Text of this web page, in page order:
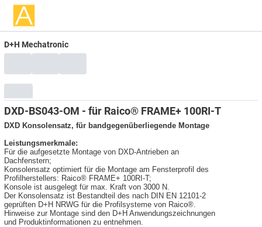
D+H Mechatronic
DXD-BS043-OM - für Raico® FRAME+ 100RI-T
DXD Konsolensatz, für bandgegenüberliegende Montage
Leistungsmerkmale:
Für die aufgesetzte Montage von DXD-Antrieben an
Dachfenstern;
Konsolensatz optimiert für die Montage am Fensterprofil des
Profilherstellers: Raico® FRAME+ 100RI-T;
Konsole ist ausgelegt für max. Kraft von 3000 N.
Der Konsolensatz ist Bestandteil des nach DIN EN 12101-2
geprüften D+H NRWG für die Profilsysteme von Raico®.
Hinweise zur Montage sind den D+H Anwendungszeichnungen
und Produktinformationen zu entnehmen.